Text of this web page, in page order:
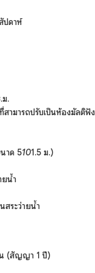
ปดาห์
ม.
ามารถปรับเป็นห้องมัลติฟั
าด 5101.5 ม.)
ยน้ำ
สระว่ายน้ำ
(สัญญา 1 ปี)